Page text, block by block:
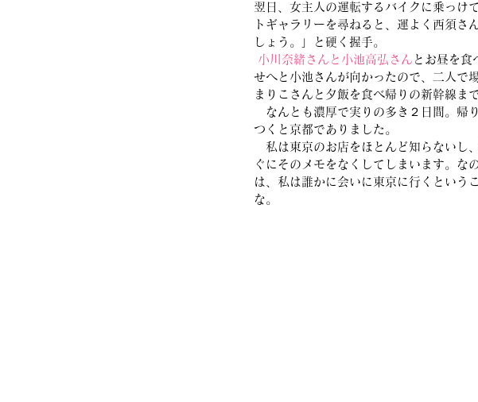
翌日、女主人の運転するバイクに乗っけ
トギャラリーを尋ねると、運よく西須さ
しょう。」と硬く握手。
小川奈緒さんと小池高弘さん とお昼を食
せへと小池さんが向かったので、二人で
まりこさんと夕飯を食べ帰りの新幹線ま
なんとも濃厚で実りの多き２日間。帰
つくと京都でありました。
私は東京のお店をほとんど知らないし
ぐにそのメモをなくしてしまいます。な
は、私は誰かに会いに東京に行くという
な。